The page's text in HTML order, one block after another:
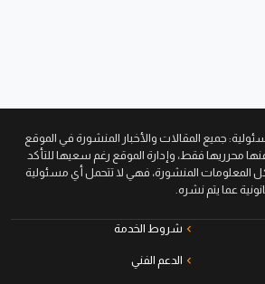
جميع المقالات والأخبار المنشورة في الموقع
محرريها فقط، وإدارة الموقع رغم سعيها للتأكد
المعلومات المنشورة، فهي لا تتحمل أي مسئولية
عما يتم نشره.
شروط الخدمة
الدعم الفني